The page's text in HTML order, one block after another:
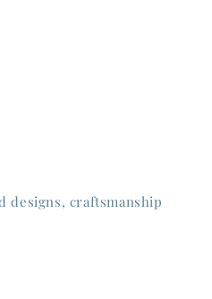
designs, craftsmanship